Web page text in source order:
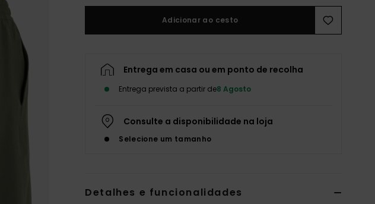
Adicionar ao cesto
Entrega em casa ou em ponto de recolha
Entrega prevista a partir de8 Agosto
Consulte a disponibilidade na loja
Selecione um tamanho
Detalhes e funcionalidades